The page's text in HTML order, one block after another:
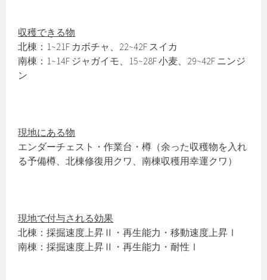
収穫できる物
北棟：1~21F カボチャ、22~42F スイカ
南棟：1~14F ジャガイモ、15~28F 小麦、29~42F ニンジ
ン
現地にある物
エンダーチェスト・作業台・樽（余った収穫物を入れ
る予備樽、北棟修復用クワ、南棟収穫用幸運クワ）
現地で付与される効果
北棟：採掘速度上昇Ⅱ・再生能力・移動速度上昇Ⅰ
南棟：採掘速度上昇Ⅱ・再生能力・耐性Ⅰ